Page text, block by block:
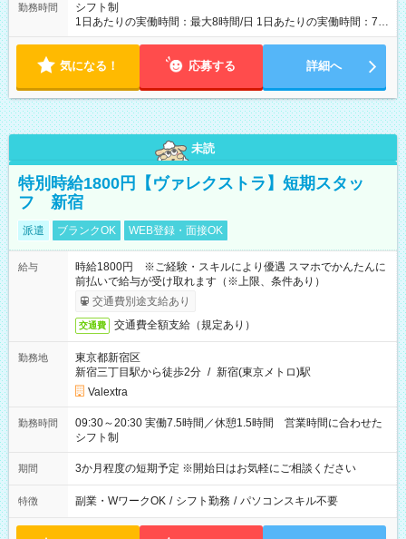
勤務時間
シフト制
1日あたりの実働時間：最大8時間/日 1日あたりの実働時間：7～
8時間 シフト例 ・10時00分～19時00分 ・10時00分～18時00分
気になる！ 応募する 詳細へ
未読
特別時給1800円【ヴァレクストラ】短期スタッ
フ 新宿
派遣 ブランクOK WEB登録・面接OK
給与
時給1800円 ※ご経験・スキルにより優遇 スマホでかんたんに
前払いで給与が受け取れます（※上限、条件あり）
交通費別途支給あり
交通費 交通費全額支給（規定あり）
勤務地
東京都新宿区
新宿三丁目駅から徒歩2分 / 新宿(東京メトロ)駅
Valextra
勤務時間
09:30～20:30 実働7.5時間／休憩1.5時間 営業時間に合わせた
シフト制
期間 3か月程度の短期予定 ※開始日はお気軽にご相談ください
特徴 副業・WワークOK / シフト勤務 / パソコンスキル不要